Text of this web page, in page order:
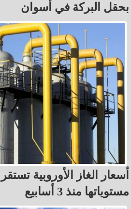
بحقل البركة في أسوان
أسعار الغاز الأوروبية
مستوياتها منذ 3 أسابيع